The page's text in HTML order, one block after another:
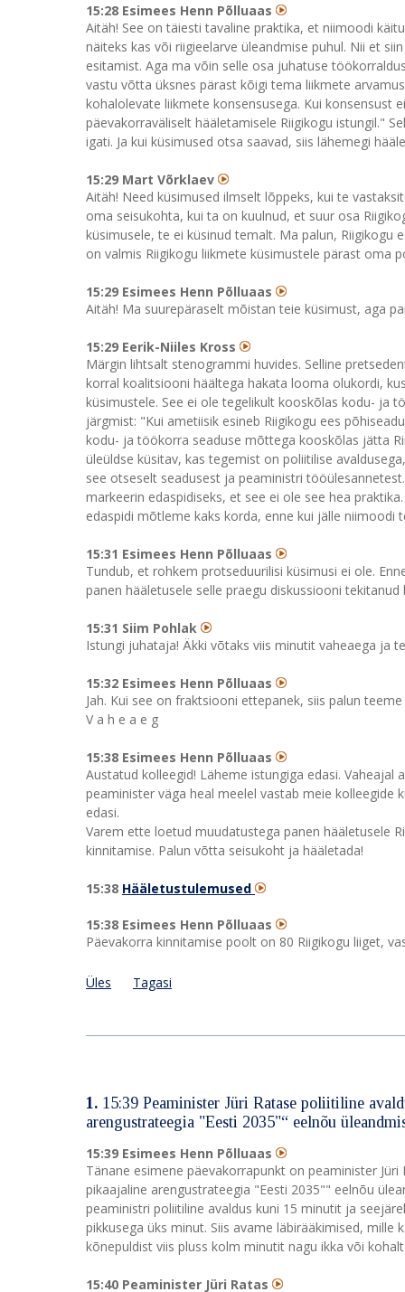
15:28 Esimees Henn Põlluaas
Aitäh! See on täiesti tavaline praktika, et niimoodi
näiteks kas või riigieelarve üleandmise puhul. Nii et
esitamist. Aga ma võin selle osa juhatuse
vastu võtta üksnes pärast kõigi tema liikmete
kohalolevate liikmete konsensusega. Kui konsensust
päevakorraväliselt hääletamisele Riigikogu istungil."
igati. Ja kui küsimused otsa saavad, siis lähemegi
15:29 Mart Võrklaev
Aitäh! Need küsimused ilmselt lõppeks, kui te
oma seisukohta, kui ta on kuulnud, et suur osa
küsimusele, te ei küsinud temalt. Ma palun, Riigikogu
on valmis Riigikogu liikmete küsimustele pärast oma
15:29 Esimees Henn Põlluaas
Aitäh! Ma suurepäraselt mõistan teie küsimust, aga
15:29 Eerik-Niiles Kross
Märgin lihtsalt stenogrammi huvides. Selline
korral koalitsiooni häältega hakata looma olukordi,
küsimustele. See ei ole tegelikult kooskõlas kodu- ja
järgmist: "Kui ametiisik esineb Riigikogu ees
kodu- ja töökorra seaduse mõttega kooskõlas jätta
üleüldse küsitav, kas tegemist on poliitilise
see otseselt seadusest ja peaministri
markeerin edaspidiseks, et see ei ole see hea
edaspidi mõtleme kaks korda, enne kui jälle niimoodi
15:31 Esimees Henn Põlluaas
Tundub, et rohkem protseduurilisi küsimusi ei ole.
panen hääletusele selle praegu diskussiooni
15:31 Siim Pohlak
Istungi juhataja! Äkki võtaks viis minutit vaheaega ja
15:32 Esimees Henn Põlluaas
Jah. Kui see on fraktsiooni ettepanek, siis palun
V a h e a e g
15:38 Esimees Henn Põlluaas
Austatud kolleegid! Läheme istungiga edasi.
peaminister väga heal meelel vastab meie
edasi.
Varem ette loetud muudatustega panen hääletusele
kinnitamise. Palun võtta seisukoht ja hääletada!
15:38 Hääletustulemused
15:38 Esimees Henn Põlluaas
Päevakorra kinnitamise poolt on 80 Riigikogu liiget,
Üles Tagasi
1. 15:39 Peaminister Jüri Ratase poliitiline
arengustrateegia "Eesti 2035"“ eelnõu
15:39 Esimees Henn Põlluaas
Tänane esimene päevakorrapunkt on peaminister
pikaajaline arengustrateegia "Eesti 2035"" eelnõu
peaministri poliitiline avaldus kuni 15 minutit ja
pikkusega üks minut. Siis avame läbirääkimised,
kõnepuldist viis pluss kolm minutit nagu ikka või
15:40 Peaminister Jüri Ratas